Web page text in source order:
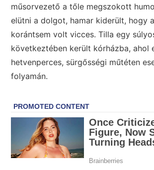
műsorvezető a tőle megszokott
elütni a dolgot, hamar kiderült, hogy
korántsem volt vicces. Tilla egy
következtében került kórházba, ahol
hetvenperces, sürgősségi műtéten
folyamán.